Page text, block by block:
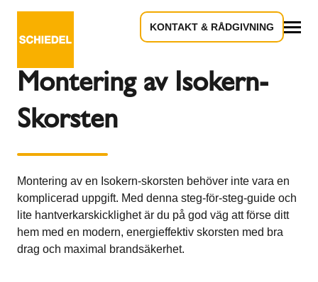
KONTAKT & RÅDGIVNING
Montering av Isokern-
Skorsten
Montering av en Isokern-skorsten behöver inte vara en
komplicerad uppgift. Med denna steg-för-steg-guide och
lite hantverkarskicklighet är du på god väg att förse ditt
hem med en modern, energieffektiv skorsten med bra
drag och maximal brandsäkerhet.